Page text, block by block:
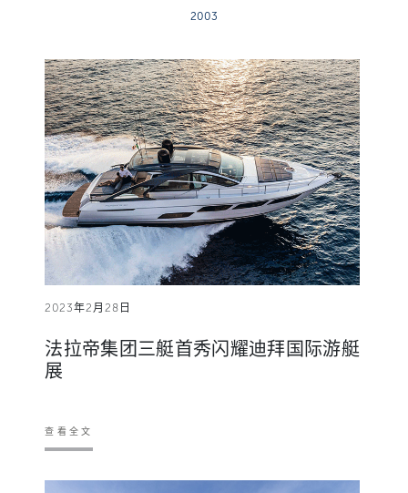
2003
2023年2月28日
法拉帝集团三艇首秀闪耀迪拜国际游艇
展
查看全文